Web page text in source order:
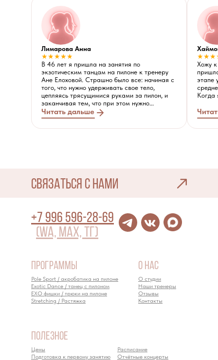
Лимарова Анна
★★★★★
В 46 лет я пришла на занятия по
экзотическим танцам на пилоне к тренеру
Ане Елоховой. Страшно было все: начиная с
того, что нужно удерживать свое тело,
цепляясь трясущимися руками за пилон, и
заканчивая тем, что при этом нужно...
Читать дальше
Хожу
этапе
Когда
СВЯЗАТЬСЯ С НАМИ
(WA, Max, ТГ)
полезное
о Нас
+7 996 596-28-69
программы
Цены
Расписание
Подготовка к первому занятию
Отчётные концерты
О студии
Наши тренеры
Отзывы
Контакты
Pole Sport / акробатика на пилоне
Exotic Dance / танец с пилоном
EXO фишки / трюки на пилоне
Stretching / Растяжка